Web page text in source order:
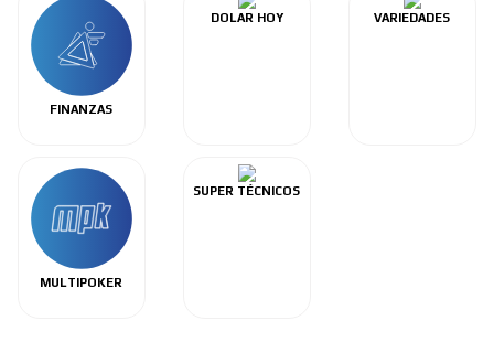
FINANZAS
DOLAR HOY VARIEDADES
MULTIPOKER
SUPER TÉCNICOS